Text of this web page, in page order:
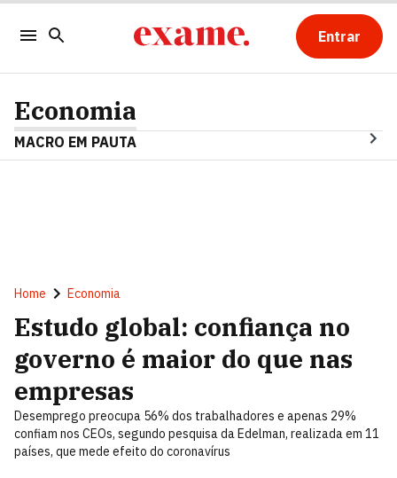
Entrar
Economia
MACRO EM PAUTA
Home Economia
Estudo global: confiança no
governo é maior do que nas
empresas
Desemprego preocupa 56% dos trabalhadores e apenas 29%
confiam nos CEOs, segundo pesquisa da Edelman, realizada em 11
países, que mede efeito do coronavírus